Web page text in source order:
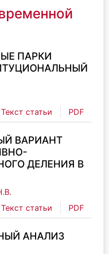
ПАРКИ
Текст статьи
PDF
ВАРИАНТ
ДЕЛЕНИЯ В
Текст статьи
PDF
АНАЛИЗ